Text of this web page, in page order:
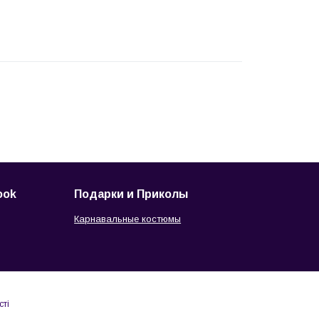
Подарки и Приколы
Карнавальные костюмы